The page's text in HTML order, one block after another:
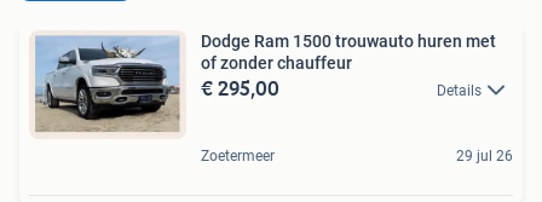
Dodge Ram 1500 trouwauto huren met
of zonder chauffeur
€ 295,00 Details
Zoetermeer 29 jul 26